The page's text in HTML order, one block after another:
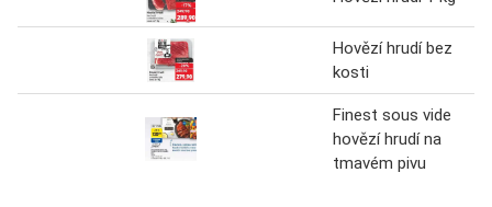
Hovězí hrudí bez
kosti
Finest sous vide
hovězí hrudí na
tmavém pivu